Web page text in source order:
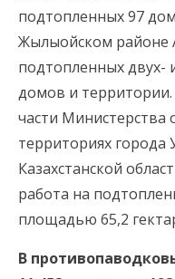
подтопленных 97
Жылыойском районе
подтопленных двух-
домов и
части
территориях города
Казахстанской
работа на
площадью 65,2
В